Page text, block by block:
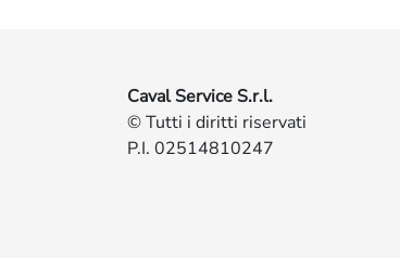
Caval Service S.r.l.
© Tutti i diritti riservati
P.I. 02514810247